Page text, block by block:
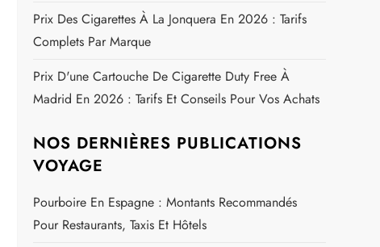
Prix Des Cigarettes À La Jonquera En 2026 : Tarifs
Complets Par Marque
Prix D'une Cartouche De Cigarette Duty Free À
Madrid En 2026 : Tarifs Et Conseils Pour Vos Achats
NOS DERNIÈRES PUBLICATIONS
VOYAGE
Pourboire En Espagne : Montants Recommandés
Pour Restaurants, Taxis Et Hôtels